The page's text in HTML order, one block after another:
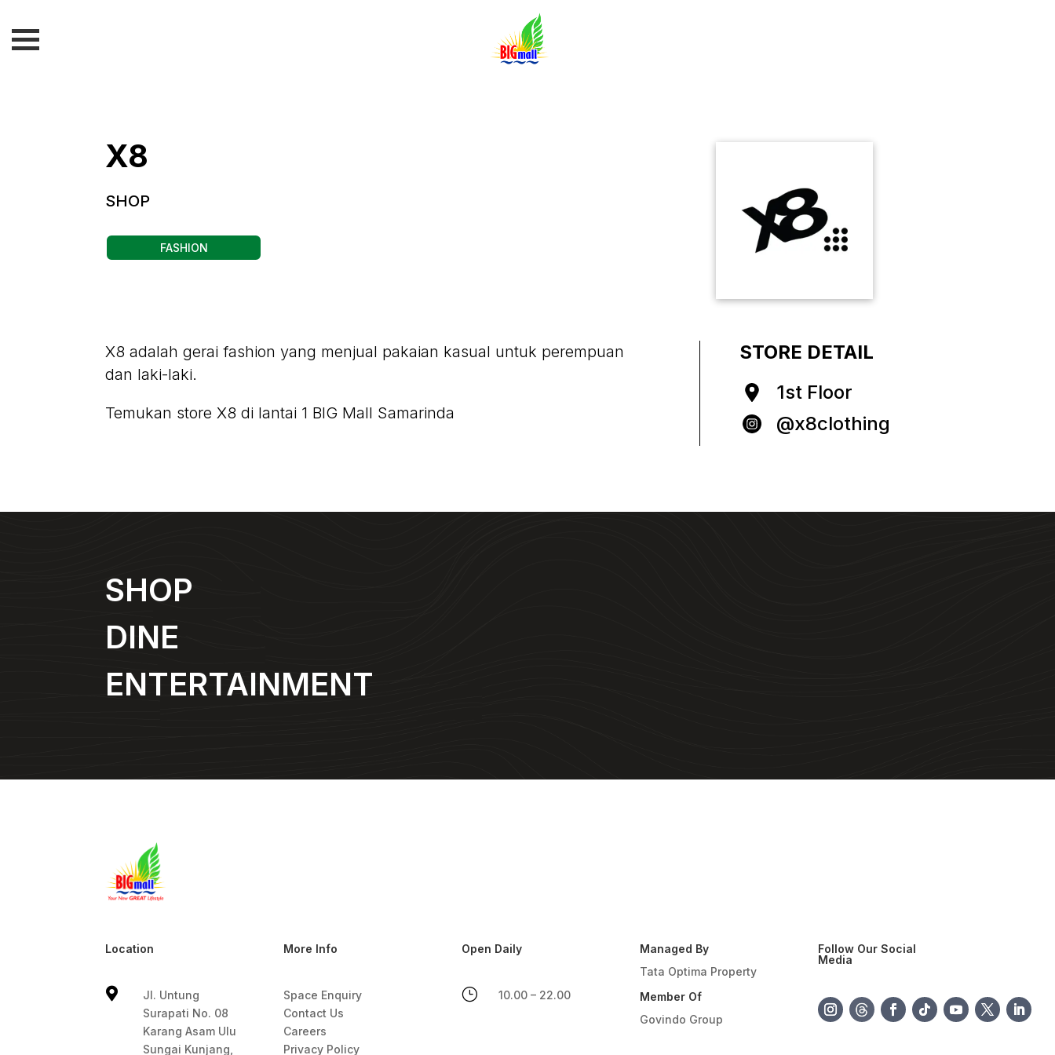
X8
SHOP
FASHION
X8 adalah gerai fashion yang menjual pakaian kasual untuk perempuan
dan laki-laki.
Temukan store X8 di lantai 1 BIG Mall Samarinda
STORE DETAIL
1st Floor
@x8clothing
SHOP
DINE
ENTERTAINMENT
Location

Jl. Untung
Surapati No. 08
Karang Asam Ulu
Sungai Kunjang,
More Info
Space Enquiry
Contact Us
Careers
Privacy Policy
Open Daily
} 10.00 – 22.00
Managed By
Tata Optima Property
Member Of
Govindo Group
Follow Our Social
Media